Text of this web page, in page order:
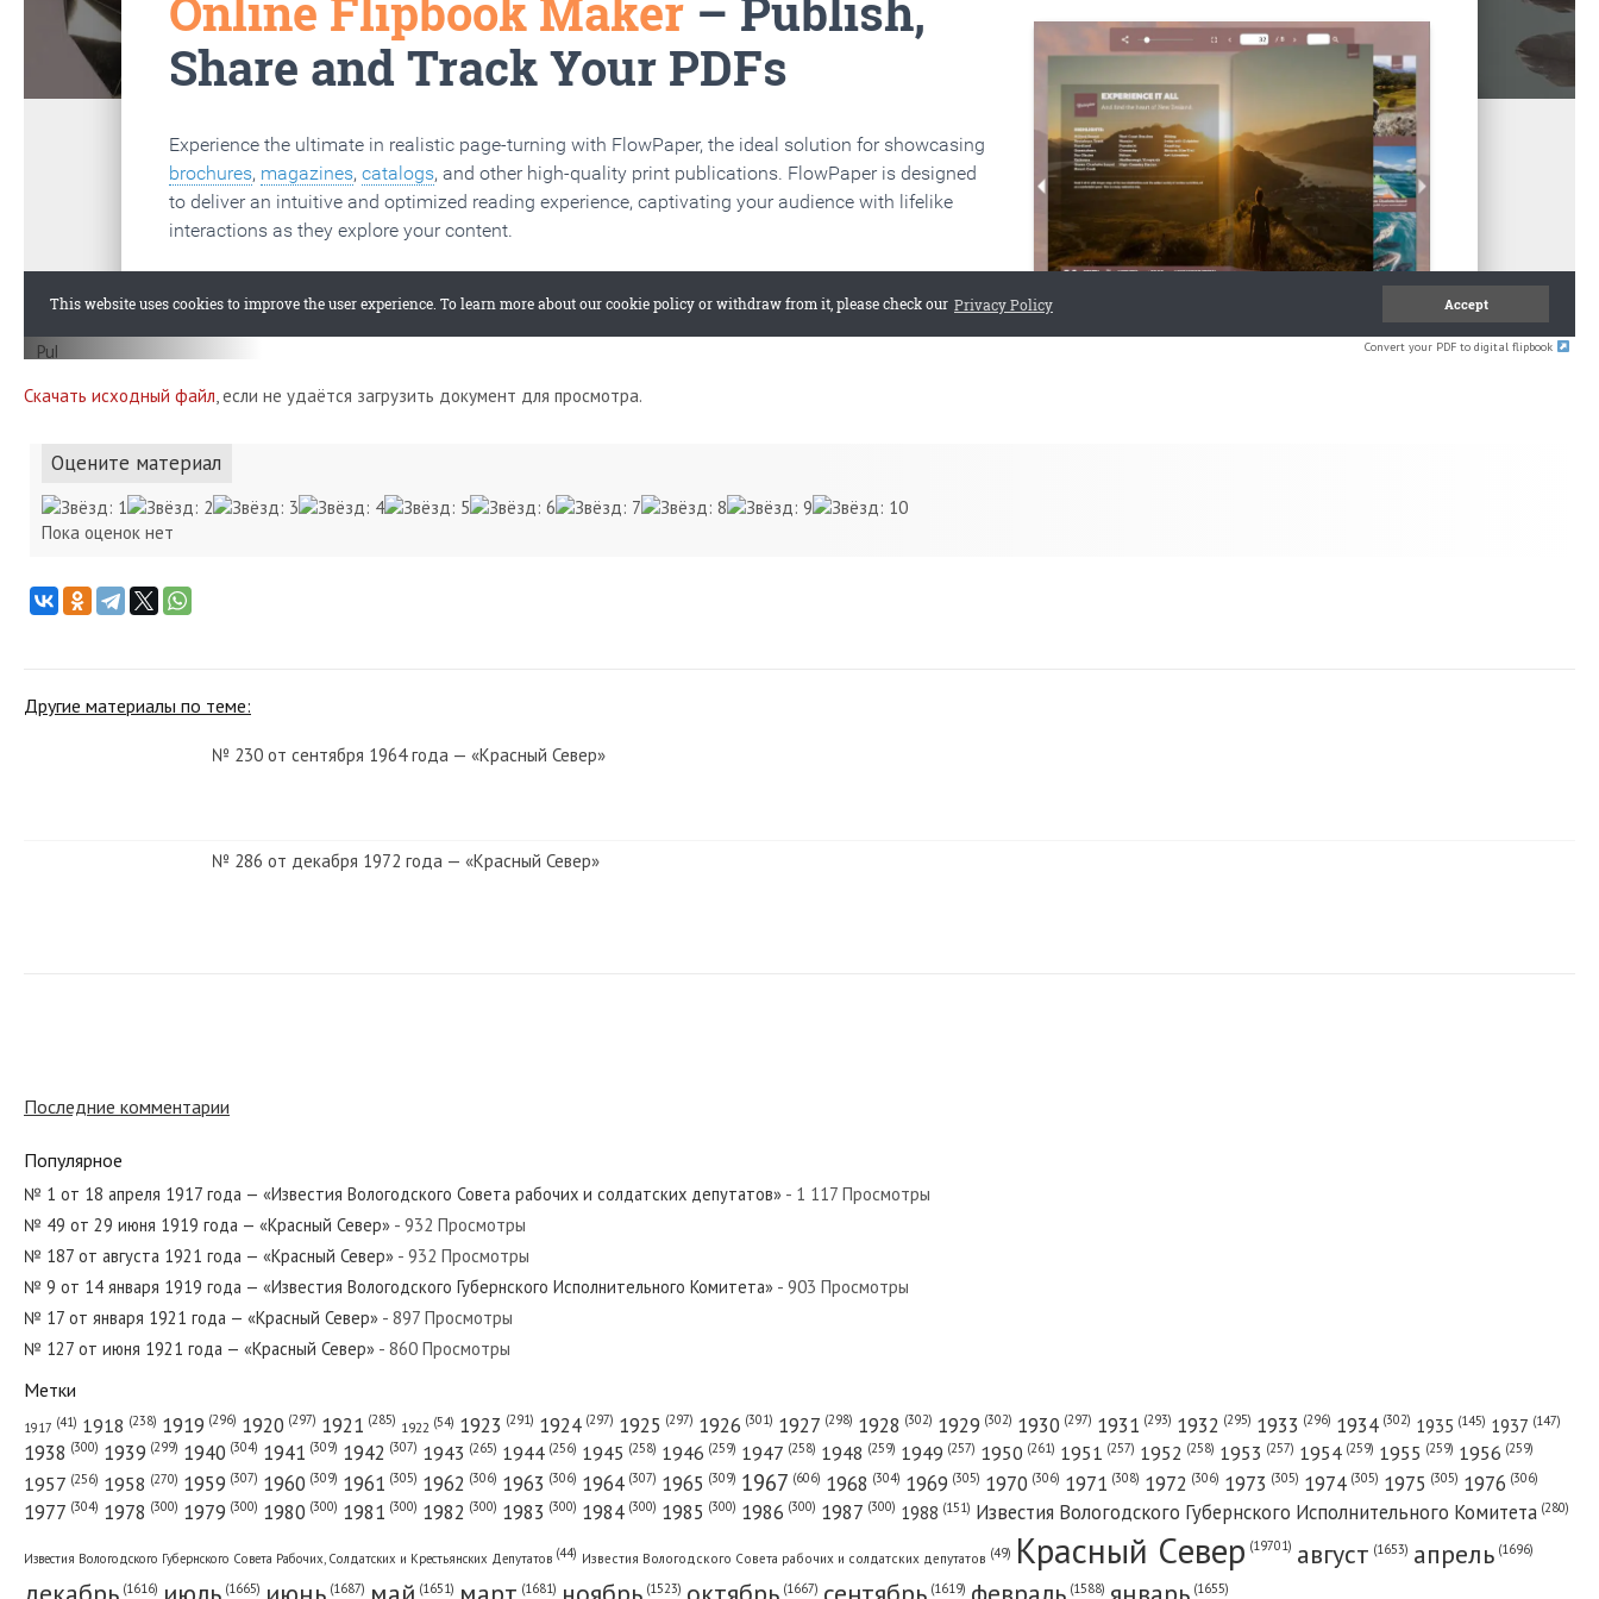
Convert your PDF to digital flipbook
Скачать исходный файл, если не удаётся загрузить документ для просмотра.
Оцените материал
Пока оценок нет
Другие материалы по теме:
№ 230 от сентября 1964 года — «Красный Север»
№ 286 от декабря 1972 года — «Красный Север»
№ 4 от января 1948 года — «Красный Север»
№ 112 от мая 1983 года — «Красный Север»
Последние комментарии
Популярное
№ 1 от 18 апреля 1917 года — «Известия Вологодского Совета рабочих и солдатских депутатов» - 1 117 Просмотры
№ 49 от 29 июня 1919 года — «Красный Север» - 932 Просмотры
№ 187 от августа 1921 года — «Красный Север» - 932 Просмотры
№ 9 от 14 января 1919 года — «Известия Вологодского Губернского Исполнительного Комитета» - 903 Просмотры
№ 17 от января 1921 года — «Красный Север» - 897 Просмотры
№ 127 от июня 1921 года — «Красный Север» - 860 Просмотры
Метки
1917 (41) 1918 (238) 1919 (296) 1920 (297) 1921 (285) 1922 (54) 1923 (291) 1924 (297) 1925 (297) 1926 (301) 1927 (298) 1928 (302) 1929 (302) 1930 (297) 1931 (293) 1932 (295) 1933 (296) 1934 (302) 1935 (145) 1937 (147)
1938 (300) 1939 (299) 1940 (304) 1941 (309) 1942 (307) 1943 (265) 1944 (256) 1945 (258) 1946 (259) 1947 (258) 1948 (259) 1949 (257) 1950 (261) 1951 (257) 1952 (258) 1953 (257) 1954 (259) 1955 (259) 1956 (259)
1957 (256) 1958 (270) 1959 (307) 1960 (309) 1961 (305) 1962 (306) 1963 (306) 1964 (307) 1965 (309) 1967 (606) 1968 (304) 1969 (305) 1970 (306) 1971 (308) 1972 (306) 1973 (305) 1974 (305) 1975 (305) 1976 (306)
1977 (304) 1978 (300) 1979 (300) 1980 (300) 1981 (300) 1982 (300) 1983 (300) 1984 (300) 1985 (300) 1986 (300) 1987 (300) 1988 (151) Известия Вологодского Губернского Исполнительного Комитета (280)
Известия Вологодского Губернского Совета Рабочих, Солдатских и Крестьянских Депутатов (44) Известия Вологодского Совета рабочих и солдатских депутатов (49) Красный Cевер (19701) август (1653) апрель (1696)
(1616) (1665) (1687) (1651) (1681) (1523) (1667) (1619) (1588) (1655)